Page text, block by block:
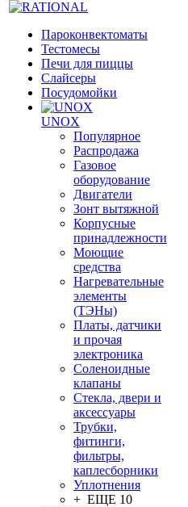
Пароконвектоматы
Тестомесы
Печи для пиццы
Слайсеры
Посудомойки
UNOX
Популярное
Распродажа
Газовое
оборудование
Двигатели
Зонт вытяжной
Корпусные
принадлежности
Моющие
средства
Нагревательные
элементы
(ТЭНы)
Платы, датчики
и прочая
электроника
Соленоидные
клапаны
Стекла, двери и
аксессуары
Трубки,
фитинги,
фильтры,
каплесборники
Уплотнения
+ ЕЩЕ 10